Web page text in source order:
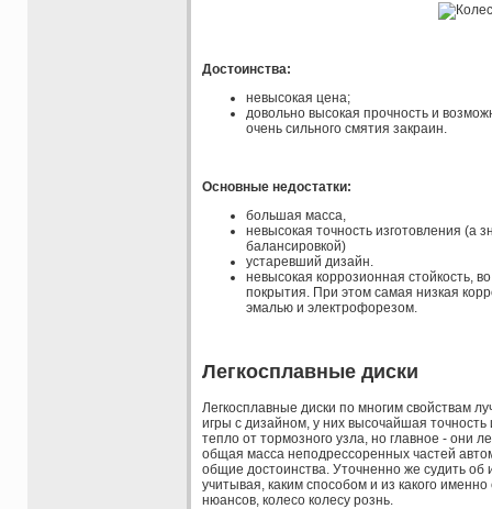
Достоинства:
невысокая цена;
довольно высокая прочность и
очень сильного смятия закраин.
Основные недостатки:
большая масса,
невысокая точность изготовления (а
балансировкой)
устаревший дизайн.
невысокая коррозионная стойкость,
покрытия. При этом самая низкая
эмалью и электрофорезом.
Легкосплавные диски
Легкосплавные диски по многим свойствам
игры с дизайном, у них высочайшая точность
тепло от тормозного узла, но главное - они
общая масса неподрессоренных частей
общие достоинства. Уточненно же судить
учитывая, каким способом и из какого
нюансов, колесо колесу рознь.